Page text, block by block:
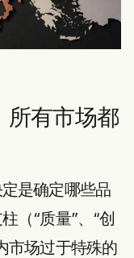
所有市场都
是确定哪些品
（“质量”、“创
市场过于特殊的